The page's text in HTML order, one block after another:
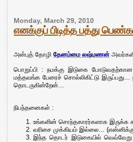
Monday, March 29, 2010
எனக்குப் பிடித்த பத்து
அன்புத் தோழிதேனம்மை லஷ்மணன்
பொறுப்பி : நமக்கு இடுகை
மத்தவங்க பேரைச் சொல்லிகிட்டு
தொடருகின்றேன்...
நிபந்தனைகள் :
உங்களின் சொந்தகாரர்களாக இருக்க
வரிசை முக்கியம் இல்லை...
இந்த தொடர் இடுகையில் வெவ்வேறு